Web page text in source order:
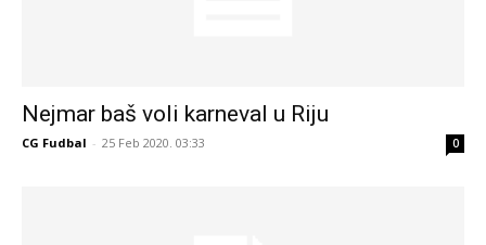
Nejmar baš voli karneval u Riju
CG Fudbal - 25 Feb 2020. 03:33 0